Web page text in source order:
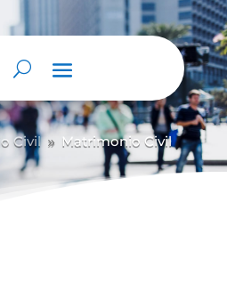
Civil 9 Matrimonio Civil